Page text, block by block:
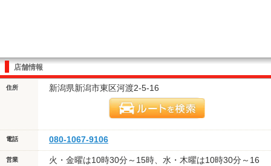
店舗情報
住所 新潟県新潟市東区河渡2-5-16
電話 080-1067-9106
営業
火・金曜は10時30分～15時、水・木曜は10時30分～16